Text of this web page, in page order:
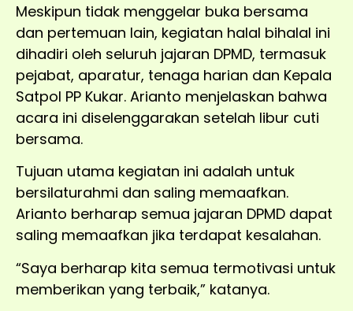
Meskipun tidak menggelar buka bersama
dan pertemuan lain, kegiatan halal bihalal ini
dihadiri oleh seluruh jajaran DPMD, termasuk
pejabat, aparatur, tenaga harian dan Kepala
Satpol PP Kukar. Arianto menjelaskan bahwa
acara ini diselenggarakan setelah libur cuti
bersama.
Tujuan utama kegiatan ini adalah untuk
bersilaturahmi dan saling memaafkan.
Arianto berharap semua jajaran DPMD dapat
saling memaafkan jika terdapat kesalahan.
“Saya berharap kita semua termotivasi untuk
memberikan yang terbaik,” katanya.